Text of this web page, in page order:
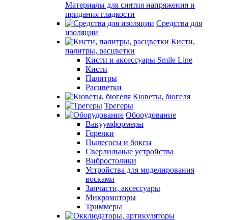
Материалы для снятия напряжения и
придания гладкости
Средства для
изоляции
Кисти,
палитры, расцветки
Кисти и аксессуары Smile Line
Кисти
Палитры
Расцветки
Кюветы, бюгеля
Трегеры
Оборудование
Вакуумформеры
Горелки
Пылесосы и боксы
Сверлильные устройства
Вибростолики
Устройства для моделирования
восками
Запчасти, аксессуары
Микромоторы
Триммеры